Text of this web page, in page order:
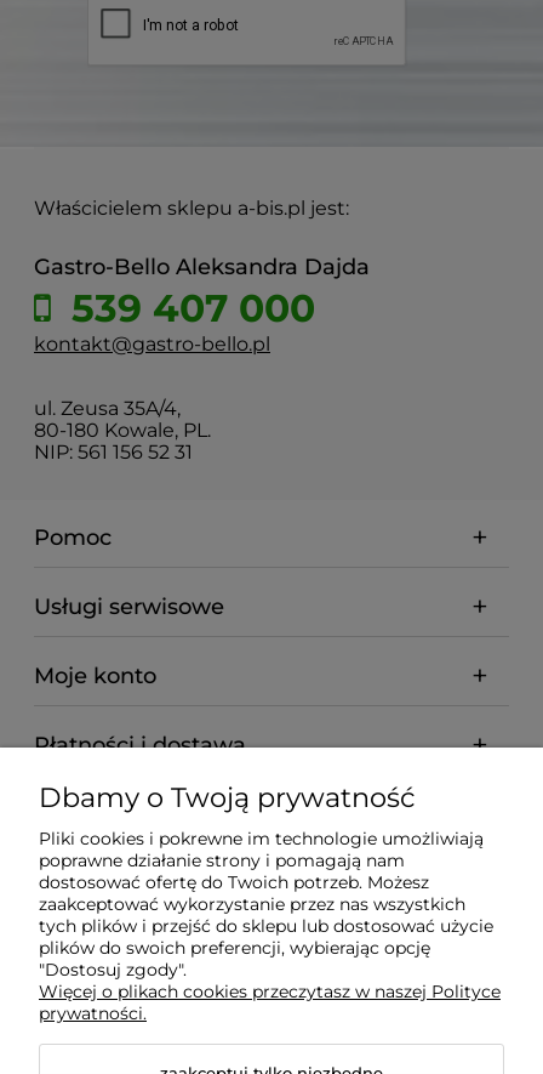
Właścicielem sklepu a-bis.pl jest:
Gastro-Bello Aleksandra Dajda
539 407 000
kontakt@gastro-bello.pl
ul. Zeusa 35A/4,
80-180 Kowale, PL.
NIP: 561 156 52 31
Pomoc
Usługi serwisowe
Moje konto
Płatności i dostawa
Informacje
O nas
Wyposażenie Gastronomii - Projekty Technologiczne -
Sklep Gastronomiczny - Serwis Sprzętu
Gastronomicznego | Gdańsk - Trójmiasto - Pomorskie
Dbamy o Twoją prywatność
Pliki cookies i pokrewne im technologie umożliwiają
poprawne działanie strony i pomagają nam
dostosować ofertę do Twoich potrzeb. Możesz
zaakceptować wykorzystanie przez nas wszystkich
tych plików i przejść do sklepu lub dostosować użycie
plików do swoich preferencji, wybierając opcję
"Dostosuj zgody".
Więcej o plikach cookies przeczytasz w naszej Polityce
prywatności.